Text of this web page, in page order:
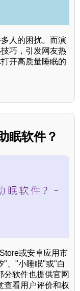
人的困扰。而演
巧，引发网友热
开高质量睡眠的
眠软件？
或安卓应用市
"、"小睡眠"或"白
分软件也提供官网
查看用户评价和权